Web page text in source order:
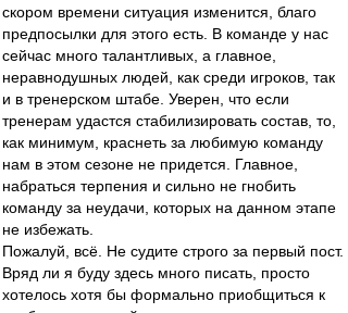
скором времени ситуация изменится, благо
предпосылки для этого есть. В команде у нас
сейчас много талантливых, а главное,
неравнодушных людей, как среди игроков, так
и в тренерском штабе. Уверен, что если
тренерам удастся стабилизировать состав, то,
как минимум, краснеть за любимую команду
нам в этом сезоне не придется. Главное,
набраться терпения и сильно не гнобить
команду за неудачи, которых на данном этапе
не избежать.
Пожалуй, всё. Не судите строго за первый пост.
Вряд ли я буду здесь много писать, просто
хотелось хотя бы формально приобщиться к